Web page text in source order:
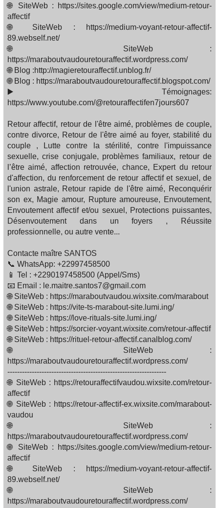
🌐 SiteWeb : https://sites.google.com/view/medium-retour-
affectif
🌐 SiteWeb : https://medium-voyant-retour-affectif-
89.webself.net/
🌐 SiteWeb :
https://maraboutvaudouretouraffectif.wordpress.com/
🌐 Blog :http://magieretouraffectif.unblog.fr/
🌐 Blog : https://maraboutvaudouretouraffectif.blogspot.com/
▶️ Témoignages:
https://www.youtube.com/@retouraffectifen7jours607
Retour affectif, retour de l'être aimé, problèmes de couple,
contre divorce, Retour de l'être aimé au foyer, stabilité du
couple , Lutte contre la stérilité, contre l'impuissance
sexuelle, crise conjugale, problèmes familiaux, retour de
l’être aimé, affection retrouvée, chance, Expert du retour
d'affection, du renforcement de retour affectif et sexuel, de
l'union astrale, Retour rapide de l'être aimé, Reconquérir
son ex, Magie amour, Rupture amoureuse, Envoutement,
Envoutement affectif et/ou sexuel, Protections puissantes,
Désenvoutement dans un foyers , Réussite
professionnelle, ou autre vente...
Contacte maître SANTOS
📞 WhatsApp: +22997458500
📱 Tel : +2290197458500 (Appel/Sms)
📧 Email : le.maitre.santos7@gmail.com
🌐 SiteWeb : https://maraboutvaudou.wixsite.com/marabout
🌐 SiteWeb : https://vite-ts-marabout-site.lumi.ing/
🌐 SiteWeb : https://love-rituals-site.lumi.ing/
🌐 SiteWeb : https://sorcier-voyant.wixsite.com/retour-affectif
🌐 SiteWeb : https://rituel-retour-affectif.canalblog.com/
🌐 SiteWeb :
https://maraboutvaudouretouraffectif.wordpress.com/
-----------------------------------------------------------------
🌐 SiteWeb : https://retouraffectifvaudou.wixsite.com/retour-
affectif
🌐 SiteWeb : https://retour-affectif-ex.wixsite.com/marabout-
vaudou
🌐 SiteWeb :
https://maraboutvaudouretouraffectif.wordpress.com/
🌐 SiteWeb : https://sites.google.com/view/medium-retour-
affectif
🌐 SiteWeb : https://medium-voyant-retour-affectif-
89.webself.net/
🌐 SiteWeb :
https://maraboutvaudouretouraffectif.wordpress.com/